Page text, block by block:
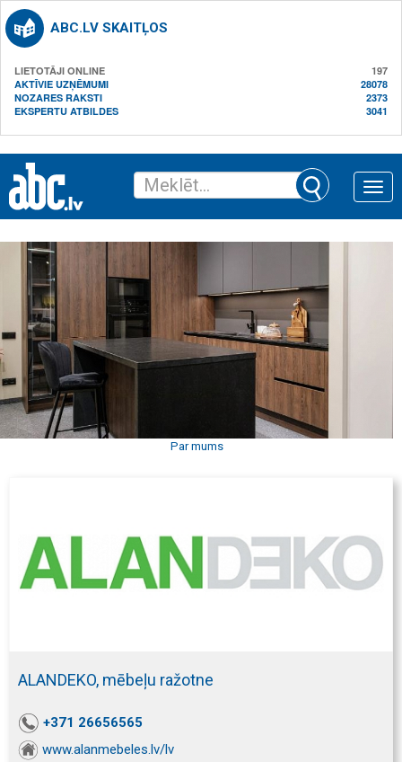
ABC.LV SKAITĻOS
LIETOTĀJI ONLINE
197
AKTĪVIE UZŅĒMUMI
28078
NOZARES RAKSTI
2373
EKSPERTU ATBILDES
3041
Toggle
Par mums
ALANDEKO, mēbeļu ražotne
+371 26656565
www.alanmebeles.lv/lv